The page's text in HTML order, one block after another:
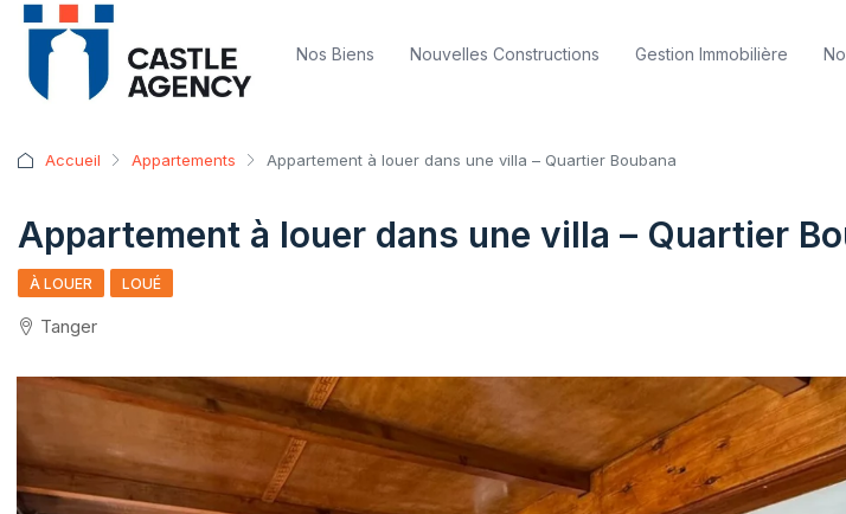
Nos Biens Nouvelles Constructions Gestion Immobilière
Accueil Appartements Appartement à louer dans une villa – Quartier Boubana
Appartement à louer dans une villa – Quartier
À LOUER LOUÉ
Tanger